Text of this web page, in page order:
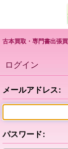
古本買取・専門書出張
ログイン
メールアドレス:
パスワード: